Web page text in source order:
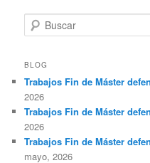
u
c
r
BLOG
Trabajos Fin de Máster
2026
Trabajos Fin de Máster
2026
Trabajos Fin de Máster
mayo, 2026